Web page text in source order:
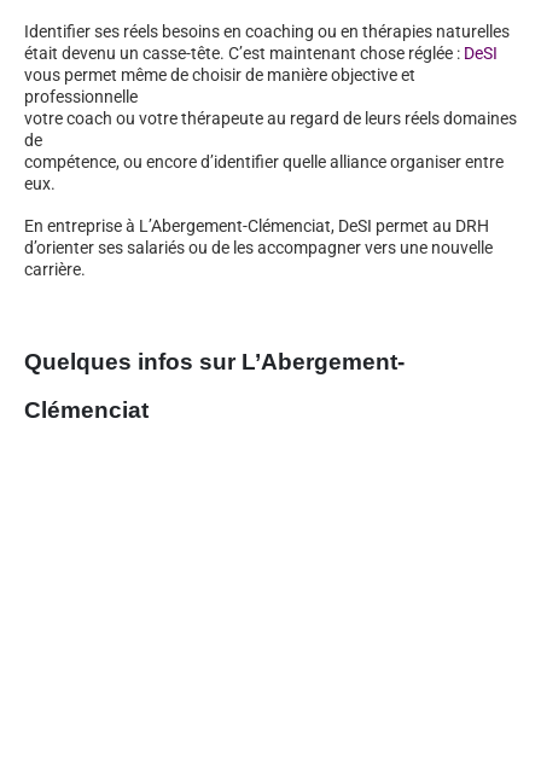
Identifier ses réels besoins en coaching ou en thérapies naturelles
était devenu un casse-tête. C’est maintenant chose réglée : DeSI
vous permet même de choisir de manière objective et
professionnelle
votre coach ou votre thérapeute au regard de leurs réels domaines
de
compétence, ou encore d’identifier quelle alliance organiser entre
eux.
En entreprise à L’Abergement-Clémenciat, DeSI permet au DRH
d’orienter ses salariés ou de les accompagner vers une nouvelle
carrière.
Quelques infos sur L’Abergement-
Clémenciat